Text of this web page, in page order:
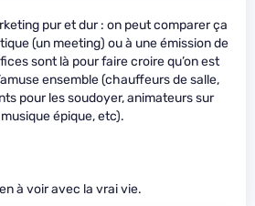
pur et dur : on peut comparer ça
(un meeting) ou à une émission de
sont là pour faire croire qu’on est
ensemble (chauffeurs de salle,
pour les soudoyer, animateurs sur
épique, etc).
à voir avec la vrai vie.